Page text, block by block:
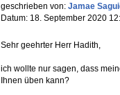
geschrieben von: Jamae
Datum: 18. September 2020
Sehr geehrter Herr Hadith,
ich wollte nur sagen, dass
Ihnen üben kann?